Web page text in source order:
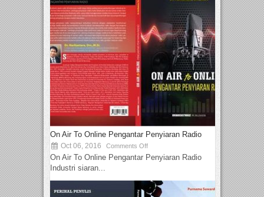
On Air To Online Pengantar Penyiaran Radio
Oct 06, 2016 Comments Off
On Air To Online Pengantar Penyiaran Radio
Industri siaran...